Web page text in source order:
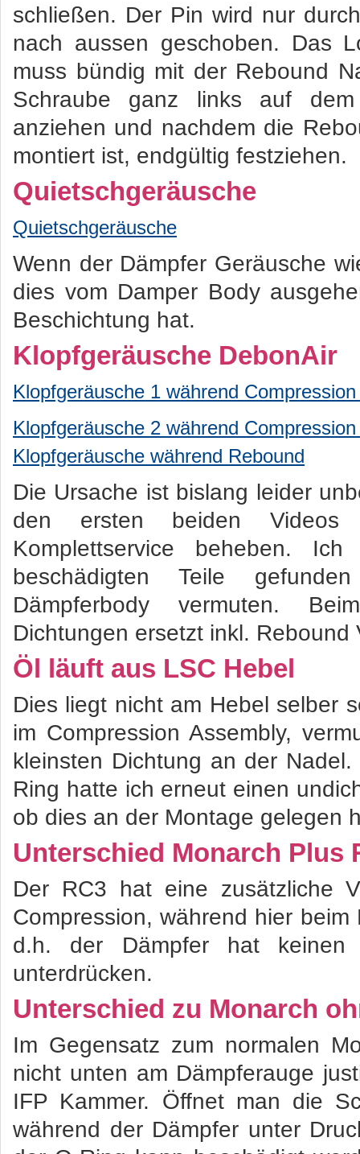
schließen. Der Pin wird nur
nach aussen geschoben. Das
muss bündig mit der Rebound
Schraube ganz links auf
anziehen und nachdem die
montiert ist, endgültig festziehen.
Quietschgeräusche
Quietschgeräusche
Wenn der Dämpfer Geräusche
dies vom Damper Body
Beschichtung hat.
Klopfgeräusche DebonAir
Klopfgeräusche 1 während
Klopfgeräusche 2 während
Klopfgeräusche während Rebound
Die Ursache ist bislang leider
den ersten beiden
Komplettservice beheben.
beschädigten Teile
Dämpferbody vermuten.
Dichtungen ersetzt inkl. Rebound
Öl läuft aus LSC Hebel
Dies liegt nicht am Hebel selber
im Compression Assembly,
kleinsten Dichtung an der
Ring hatte ich erneut einen
ob dies an der Montage gelegen
Unterschied Monarch Plus
Der RC3 hat eine zusätzliche
Compression, während hier
d.h. der Dämpfer hat
unterdrücken.
Unterschied zu Monarch
Im Gegensatz zum normalen
nicht unten am Dämpferauge
IFP Kammer. Öffnet man die
während der Dämpfer unter